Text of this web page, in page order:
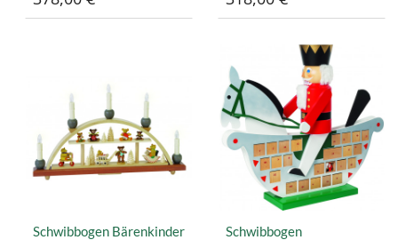
Schwibbogen Bärenkinder
Schwibbogen